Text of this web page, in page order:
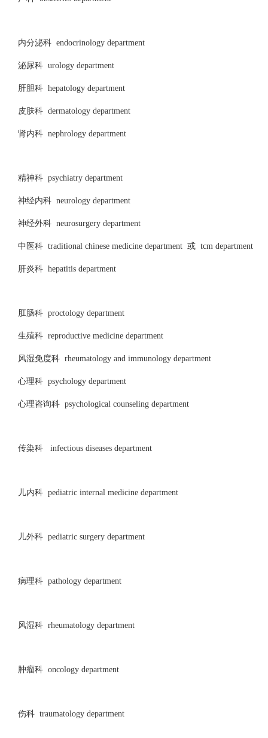
内分泌科 endocrinology department
泌尿科 urology department
肝胆科 hepatology department
皮肤科 dermatology department
肾内科 nephrology department
精神科 psychiatry department
神经内科 neurology department
神经外科 neurosurgery department
中医科 traditional chinese medicine department 或 tcm department
肝炎科 hepatitis department
肛肠科 proctology department
生殖科 reproductive medicine department
风湿免度科 rheumatology and immunology department
心理科 psychology department
心理咨询科 psychological counseling department
传染科 infectious diseases department
儿内科 pediatric internal medicine department
儿外科 pediatric surgery department
病理科 pathology department
风湿科 rheumatology department
肿瘤科 oncology department
伤科 traumatology department